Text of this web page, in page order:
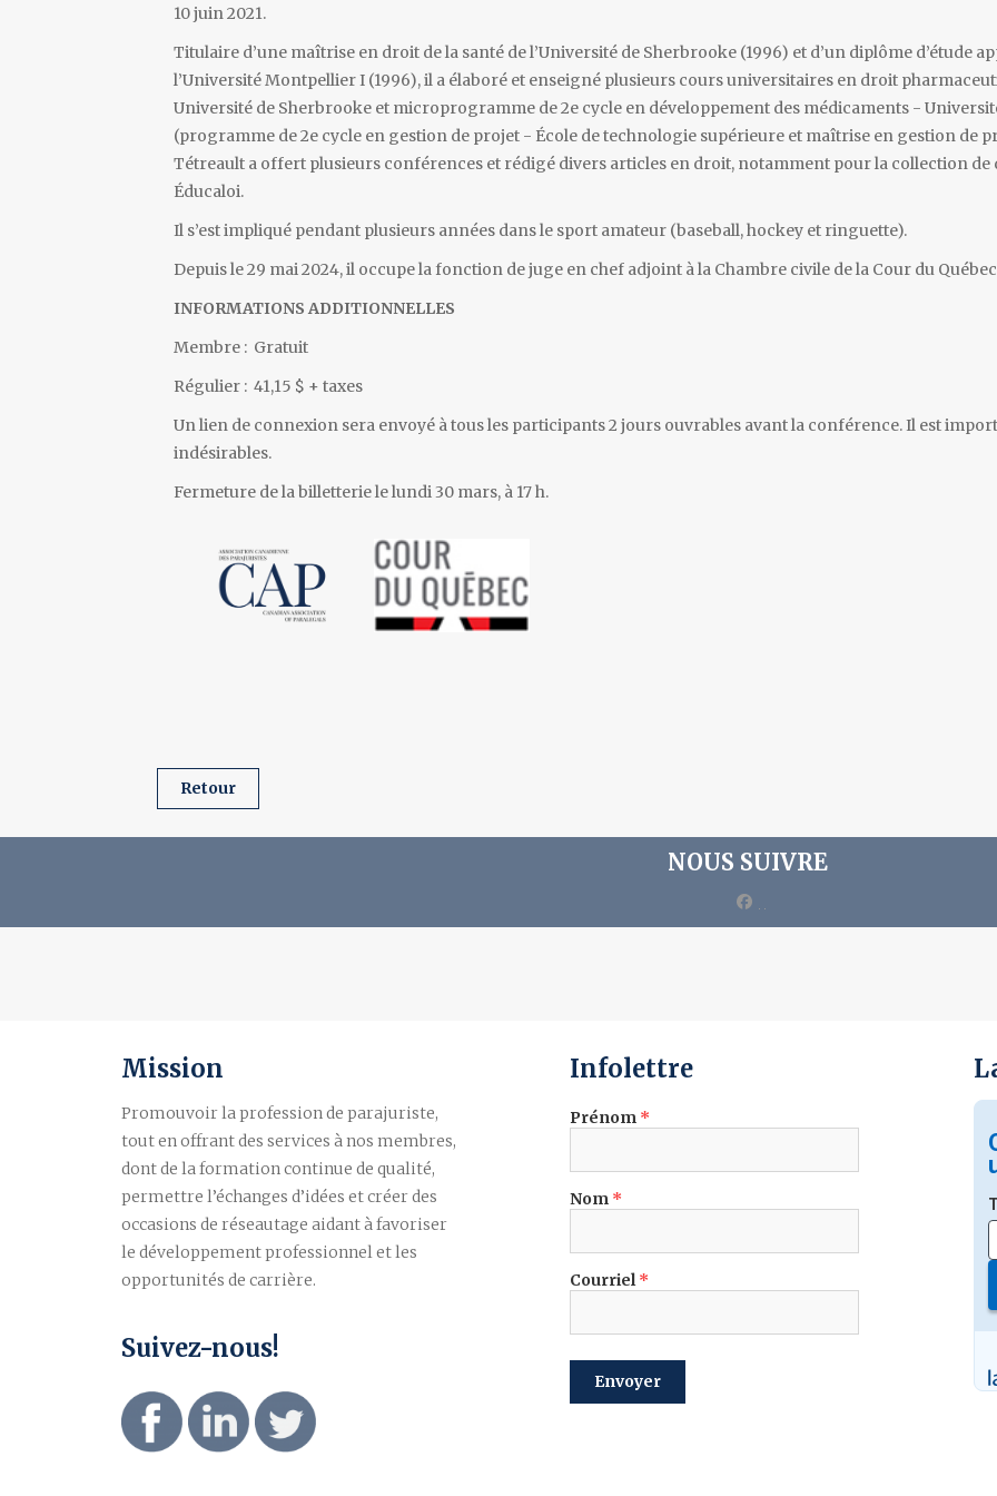
10 juin 2021.
Titulaire d’une maîtrise en droit de la santé de l’Université de Sherbrooke (1996) et d’un diplôme
l’Université Montpellier I (1996), il a élaboré et enseigné plusieurs cours universitaires en droit
Université de Sherbrooke et microprogramme de 2e cycle en développement des médicaments -
(programme de 2e cycle en gestion de projet - École de technologie supérieure et maîtrise en gestion de
Tétreault a offert plusieurs conférences et rédigé divers articles en droit, notamment pour la collection de
Éducaloi.
Il s’est impliqué pendant plusieurs années dans le sport amateur (baseball, hockey et ringuette).
Depuis le 29 mai 2024, il occupe la fonction de juge en chef adjoint à la Chambre civile de la Cour du
INFORMATIONS ADDITIONNELLES
Membre : Gratuit
Régulier : 41,15 $ + taxes
Un lien de connexion sera envoyé à tous les participants 2 jours ouvrables avant la conférence. Il est
indésirables.
Fermeture de la billetterie le lundi 30 mars, à 17 h.
retour
NOUS SUIVRE
facebook
Mission
Promouvoir la profession de parajuriste,
tout en offrant des services à nos membres,
dont de la formation continue de qualité,
permettre l’échanges d’idées et créer des
occasions de réseautage aidant à favoriser
le développement professionnel et les
opportunités de carrière.
Suivez-nous!
Infolettre
Prénom *
Nom *
Courriel*
envoyer